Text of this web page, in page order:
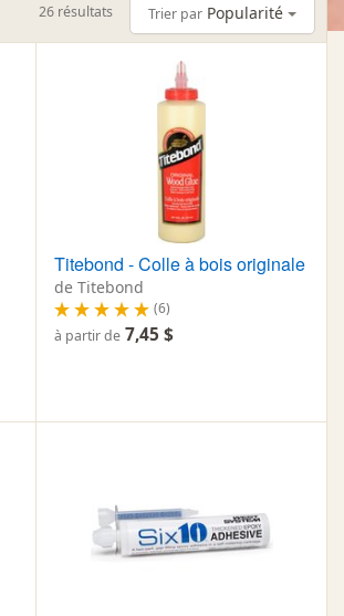
26 résultats Trier par Popularité
Titebond - Colle à bois originale
de Titebond
(6)
à partir de 7,45 $